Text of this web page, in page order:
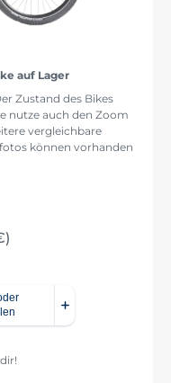
auf Lager
Zustand des Bikes
nutze auch den Zoom
vergleichbare
können vorhanden